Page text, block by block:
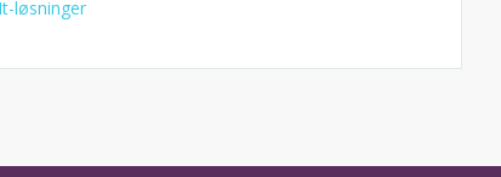
It-løsninger